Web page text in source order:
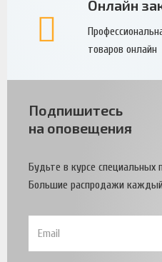
Онлайн
товаров онлайн
Подпишитесь
на оповещения
Будьте в курсе специальных
Большие распродажи